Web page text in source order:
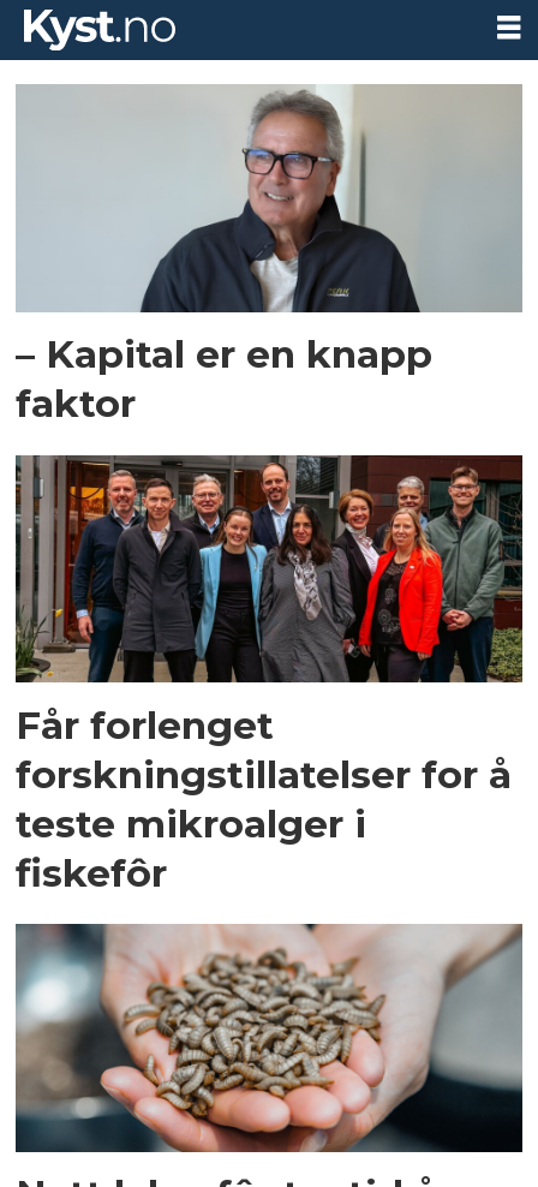
Tag:
mikroalger
– Kapital er en knapp
faktor
Får forlenget
forskningstillatelser for å
teste mikroalger i
fiskefôr